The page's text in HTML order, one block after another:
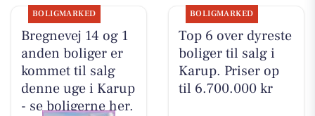
BOLIGMARKED
Bregnevej 14 og 1
anden boliger er
kommet til salg
denne uge i Karup
- se boligerne her.
BOLIGMARKED
Top 6 over dyreste
boliger til salg i
Karup. Priser op
til 6.700.000 kr